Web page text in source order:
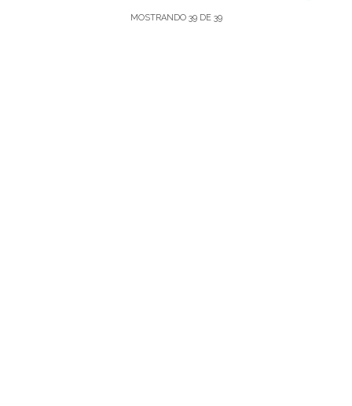
MOSTRANDO 39DE 39